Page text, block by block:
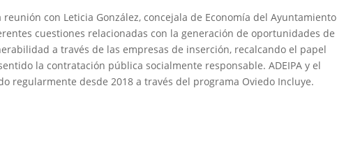
con Leticia González, concejala de Economía del Ayuntamiento
cuestiones relacionadas con la generación de oportunidades de
a través de las empresas de inserción, recalcando el papel
la contratación pública socialmente responsable. ADEIPA y el
regularmente desde 2018 a través del programa Oviedo Incluye.